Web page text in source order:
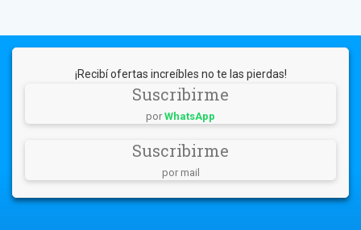
¡Recibí ofertas increíbles no te las pierdas!
Suscribirme
por WhatsApp
Suscribirme
por mail